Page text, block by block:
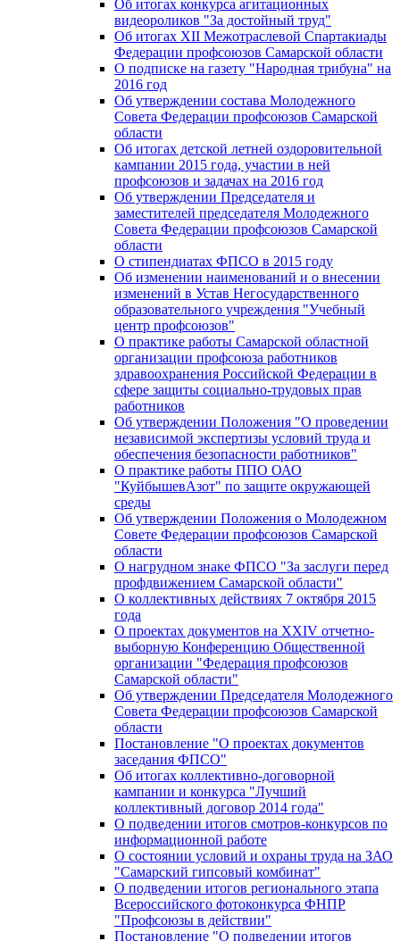
Об итогах конкурса агитационных
видеороликов "За достойный труд"
Об итогах XII Межотраслевой Спартакиады
Федерации профсоюзов Самарской области
О подписке на газету "Народная трибуна" на
2016 год
Об утверждении состава Молодежного
Совета Федерации профсоюзов Самарской
области
Об итогах детской летней оздоровительной
кампании 2015 года, участии в ней
профсоюзов и задачах на 2016 год
Об утверждении Председателя и
заместителей председателя Молодежного
Совета Федерации профсоюзов Самарской
области
О стипендиатах ФПСО в 2015 году
Об изменении наименований и о внесении
изменений в Устав Негосударственного
образовательного учреждения "Учебный
центр профсоюзов"
О практике работы Самарской областной
организации профсоюза работников
здравоохранения Российской Федерации в
сфере защиты социально-трудовых прав
работников
Об утверждении Положения "О проведении
независимой экспертизы условий труда и
обеспечения безопасности работников"
О практике работы ППО ОАО
"КуйбышевАзот" по защите окружающей
среды
Об утверждении Положения о Молодежном
Совете Федерации профсоюзов Самарской
области
О нагрудном знаке ФПСО "За заслуги перед
профдвижением Самарской области"
О коллективных действиях 7 октября 2015
года
О проектах документов на XXIV отчетно-
выборную Конференцию Общественной
организации "Федерация профсоюзов
Самарской области"
Об утверждении Председателя Молодежного
Совета Федерации профсоюзов Самарской
области
Постановление "О проектах документов
заседания ФПСО"
Об итогах коллективно-договорной
кампании и конкурса "Лучший
коллективный договор 2014 года"
О подведении итогов смотров-конкурсов по
информационной работе
О состоянии условий и охраны труда на ЗАО
"Самарский гипсовый комбинат"
О подведении итогов регионального этапа
Всероссийского фотоконкурса ФНПР
"Профсоюзы в действии"
Постановление "О подведении итогов